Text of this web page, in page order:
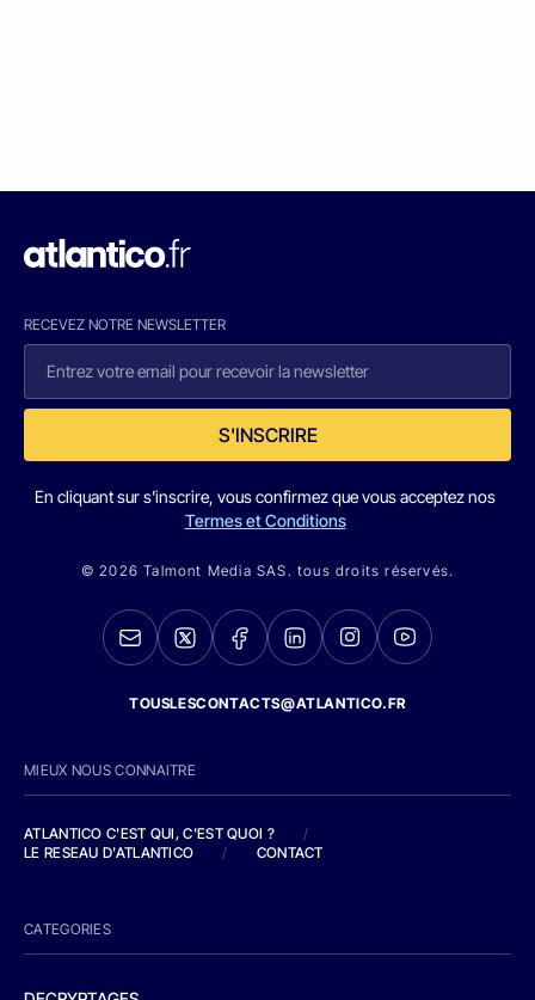
RECEVEZ NOTRE NEWSLETTER
S'INSCRIRE
En cliquant sur s'inscrire, vous confirmez que vous acceptez nos
Termes et Conditions
© 2026 Talmont Media SAS. tous droits réservés.
TOUSLESCONTACTS@ATLANTICO.FR
MIEUX NOUS CONNAITRE
ATLANTICO C'EST QUI, C'EST QUOI ?
/
LE RESEAU D'ATLANTICO
/ CONTACT
CATEGORIES